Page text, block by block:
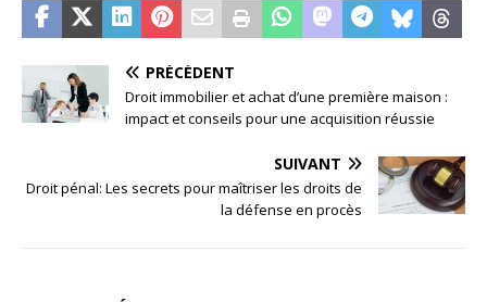
PRÉCÉDENT
Droit immobilier et achat d’une première maison :
impact et conseils pour une acquisition réussie
SUIVANT
Droit pénal: Les secrets pour maîtriser les droits de
la défense en procès